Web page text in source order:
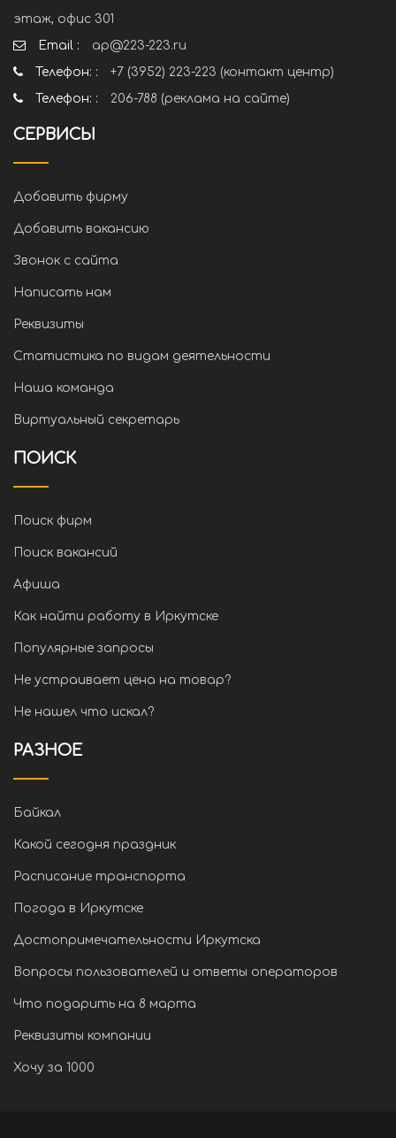
этаж, офис 301
Email :
ap@223-223.ru
Телефон: :
+7 (3952) 223-223 (контакт центр)
Телефон: :
206-788 (реклама на сайте)
СЕРВИСЫ
Добавить фирму
Добавить вакансию
Звонок с сайта
Написать нам
Реквизиты
Статистика по видам деятельности
Наша команда
Виртуальный секретарь
ПОИСК
Поиск фирм
Поиск вакансий
Афиша
Как найти работу в Иркутске
Популярные запросы
Не устраивает цена на товар?
Не нашел что искал?
РАЗНОЕ
Байкал
Какой сегодня праздник
Расписание транспорта
Погода в Иркутске
Достопримечательности Иркутска
Вопросы пользователей и ответы операторов
Что подарить на 8 марта
Реквизиты компании
Хочу за 1000